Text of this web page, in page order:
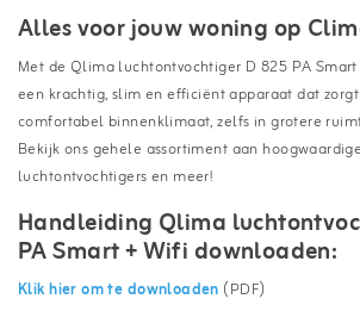
Alles voor jouw woning op
Met de Qlima luchtontvochtiger D 825 PA
een krachtig, slim en efficiënt apparaat dat
comfortabel binnenklimaat, zelfs in grotere
Bekijk ons gehele assortiment aan
luchtontvochtigers en meer!
Handleiding Qlima
PA Smart + Wifi downloaden:
Klik hier om te downloaden (PDF)